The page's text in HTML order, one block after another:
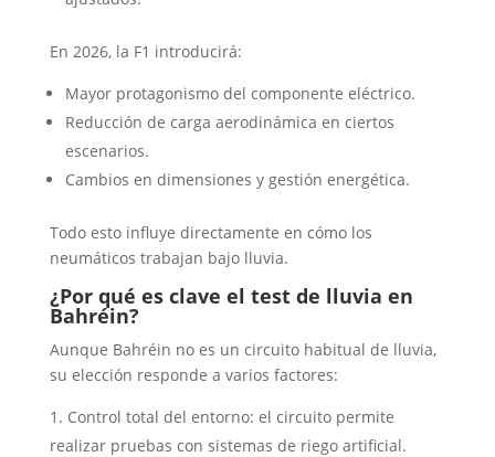
En 2026, la F1 introducirá:
Mayor protagonismo del componente eléctrico.
Reducción de carga aerodinámica en ciertos
escenarios.
Cambios en dimensiones y gestión energética.
Todo esto influye directamente en cómo los
neumáticos trabajan bajo lluvia.
¿Por qué es clave el test de lluvia en
Bahréin?
Aunque Bahréin no es un circuito habitual de lluvia,
su elección responde a varios factores:
Control total del entorno: el circuito permite
realizar pruebas con sistemas de riego artificial.